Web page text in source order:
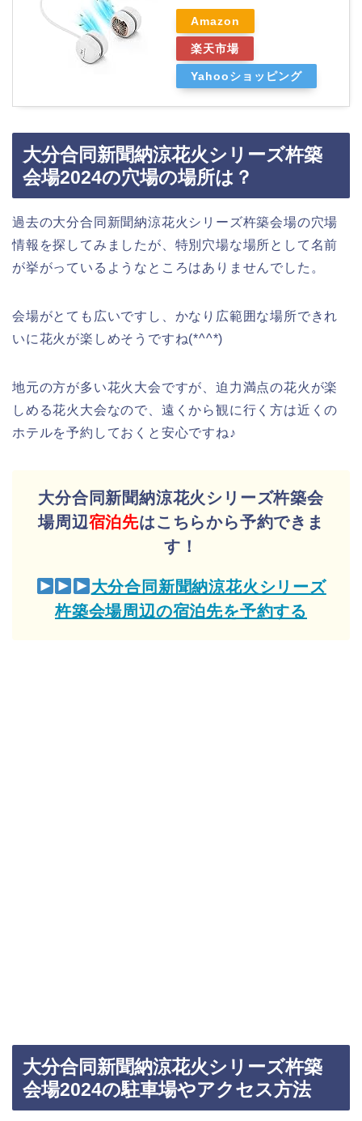
Amazon
楽天市場
Yahooショッピング
大分合同新聞納涼花火シリーズ杵築
会場2024の穴場の場所は？
過去の大分合同新聞納涼花火シリーズ杵築会場の穴場
情報を探してみましたが、特別穴場な場所として名前
が挙がっているようなところはありませんでした。
会場がとても広いですし、かなり広範囲な場所できれ
いに花火が楽しめそうですね(*^^*)
地元の方が多い花火大会ですが、迫力満点の花火が楽
しめる花火大会なので、遠くから観に行く方は近くの
ホテルを予約しておくと安心ですね♪
大分合同新聞納涼花火シリーズ杵築会
場周辺宿泊先はこちらから予約できま
す！
大分合同新聞納涼花火シリーズ
杵築会場周辺の宿泊先を予約する
大分合同新聞納涼花火シリーズ杵築
会場2024の駐車場やアクセス方法